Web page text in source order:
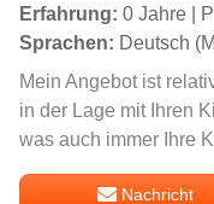
Erfahrung: 0 Jahre |
Sprachen: Deutsch
Mein Angebot ist
in der Lage mit Ihren
was auch immer Ihre
Nachricht